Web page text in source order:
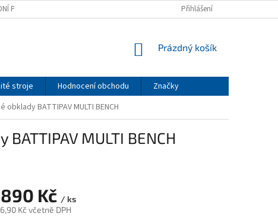
PODMÍNKY PODMÍNKY OCHRANY OSOBNÍCH ÚDAJŮ
Přihlášení
NÁKUPNÍ
Prázdný košík
stroje Hodnocení obchodu
Značky
BATTIPAV MULTI BENCH
MULTI BENCH
Kč / ks
Kč včetně DPH